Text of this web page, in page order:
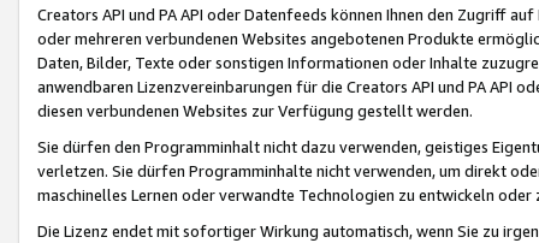
Creators API und PA API oder Datenfeeds können Ihnen den Zugriff
oder mehreren verbundenen Websites angebotenen Produkte
Daten, Bilder, Texte oder sonstigen Informationen oder Inhalte
anwendbaren Lizenzvereinbarungen für die Creators API und PA API
diesen verbundenen Websites zur Verfügung gestellt werden.
Sie dürfen den Programminhalt nicht dazu verwenden, geistiges
verletzen. Sie dürfen Programminhalte nicht verwenden, um direkt
maschinelles Lernen oder verwandte Technologien zu entwickeln
Die Lizenz endet mit sofortiger Wirkung automatisch, wenn Sie zu